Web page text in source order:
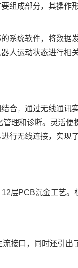
组成部分，其操
系统软件，将数
人运动状态进行相
结合，通过无线通讯
理和诊断。灵活
行无线连接，实现
12层PCB沉金工艺
接口，同时还引